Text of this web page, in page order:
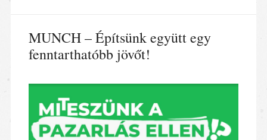
MUNCH – Építsünk együtt egy
fenntarthatóbb jövőt!